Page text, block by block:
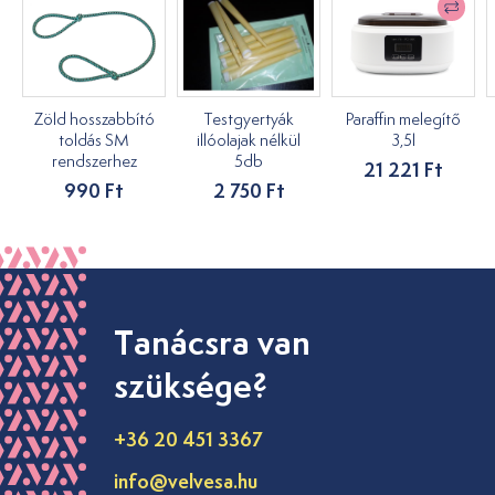
Zöld hosszabbító
toldás SM
rendszerhez
990 Ft
Testgyertyák
illóolajak nélkül
5db
2 750 Ft
Paraffin melegítő
3,5l
21 221 Ft
Tanácsra van
szüksége?
+36 20 451 3367
info@velvesa.hu